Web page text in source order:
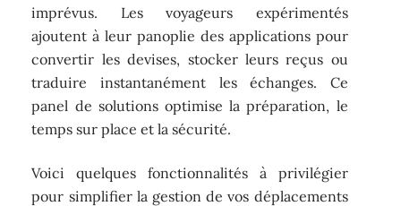
imprévus. Les voyageurs expérimentés
ajoutent à leur panoplie des applications pour
convertir les devises, stocker leurs reçus ou
traduire instantanément les échanges. Ce
panel de solutions optimise la préparation, le
temps sur place et la sécurité.
Voici quelques fonctionnalités à privilégier
pour simplifier la gestion de vos déplacements